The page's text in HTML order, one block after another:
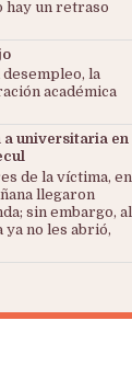
hay un retraso
la
académica
a universitaria en
de la víctima, en
llegaron
sin embargo, al
no les abrió,